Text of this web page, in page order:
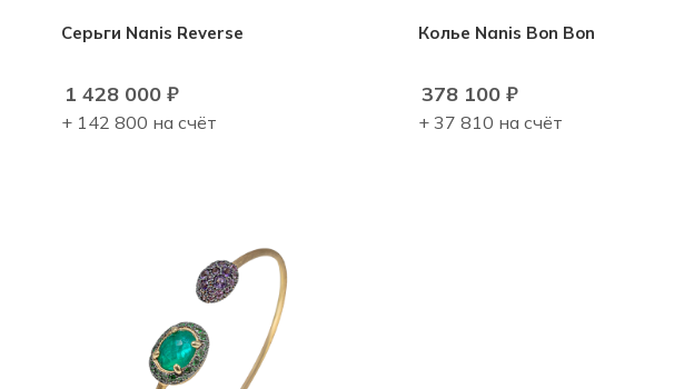
Серьги Nanis Reverse
1 428 000 ₽
+ 142 800 на счёт
Колье Nanis Bon Bon
378 100₽
+ 37 810 на счёт